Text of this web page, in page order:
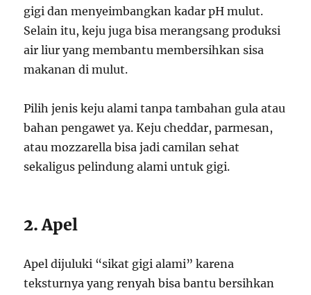
gigi dan menyeimbangkan kadar pH mulut.
Selain itu, keju juga bisa merangsang produksi
air liur yang membantu membersihkan sisa
makanan di mulut.
Pilih jenis keju alami tanpa tambahan gula atau
bahan pengawet ya. Keju cheddar, parmesan,
atau mozzarella bisa jadi camilan sehat
sekaligus pelindung alami untuk gigi.
2. Apel
Apel dijuluki “sikat gigi alami” karena
teksturnya yang renyah bisa bantu bersihkan